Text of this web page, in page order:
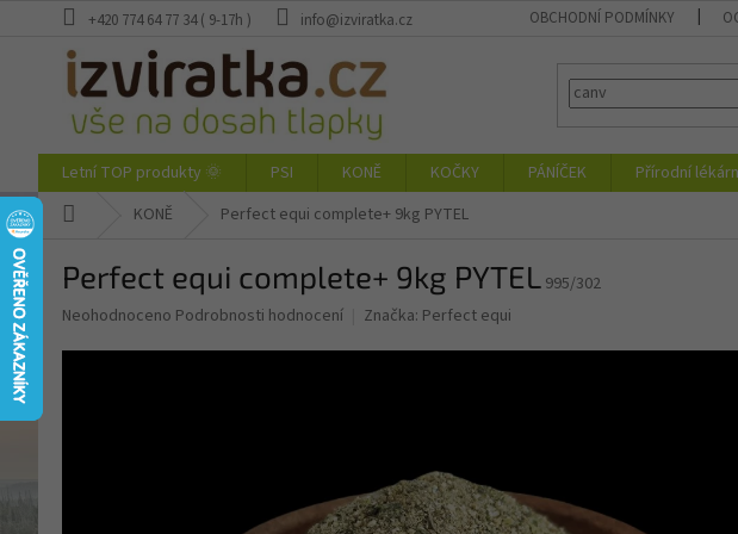
+420 774 64 77 34 ( 9-17h ) info@izviratka.cz OBCHODNÍ PODMÍNKY
Letní TOP produkty 🌞 PSI KONĚ KOČKY PÁNÍČEK Přírodní
KONĚ Perfect equi complete+ 9kg PYTEL
Perfect equi complete+ 9kg PYTEL 995/302
Průměrné
Neohodnoceno Podrobnosti hodnocení Značka: Perfect equi